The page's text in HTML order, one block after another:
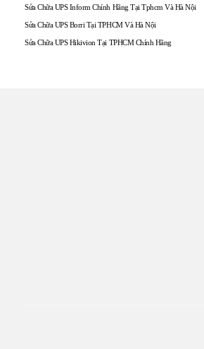
Sửa Chữa UPS Inform Chính Hãng Tại Tphcm Và Hà Nội
Sửa Chữa UPS Borri Tại TPHCM Và Hà Nội
Sửa Chữa UPS Hikivion Tại TPHCM Chính Hãng